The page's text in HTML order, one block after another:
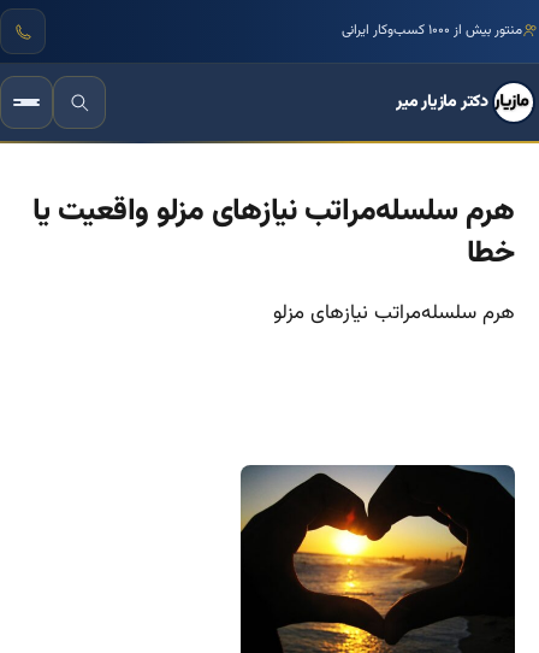
منتور بیش از ۱۰۰۰ کسب‌وکار ایرانی
دکتر مازیار میر
هرم سلسله‌مراتب نیازهای مزلو واقعیت یا
خطا
هرم سلسله‌مراتب نیازهای مزلو